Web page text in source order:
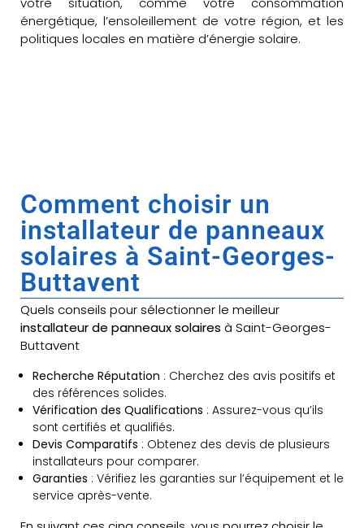
énergétique, l’ensoleillement de votre région, et les
politiques locales en matière d’énergie solaire.
Comment choisir un
installateur de panneaux
solaires à Saint-Georges-
Buttavent
Quels conseils pour sélectionner le meilleur
installateur de panneaux solaires à Saint-Georges-
Buttavent
Recherche Réputation : Cherchez des avis positifs et
des références solides.
Vérification des Qualifications : Assurez-vous qu’ils
sont certifiés et qualifiés.
Devis Comparatifs : Obtenez des devis de plusieurs
installateurs pour comparer.
Garanties : Vérifiez les garanties sur l’équipement et le
service après-vente.